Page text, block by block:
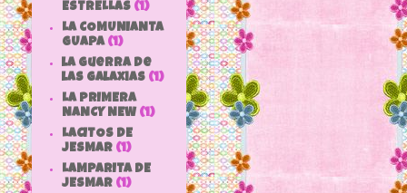
ESTRELLAS (1)
LA COMUNIANTA
GUAPA (1)
la guerra de
las galaxias (1)
LA PRIMERA
NANCY NEW (1)
LACITOS DE
JESMAR (1)
LAMPARITA DE
JESMAR (1)